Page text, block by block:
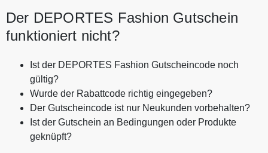
Der DEPORTES Fashion Gutschein
funktioniert nicht?
Ist der DEPORTES Fashion Gutscheincode noch
gültig?
Wurde der Rabattcode richtig eingegeben?
Der Gutscheincode ist nur Neukunden vorbehalten?
Ist der Gutschein an Bedingungen oder Produkte
geknüpft?